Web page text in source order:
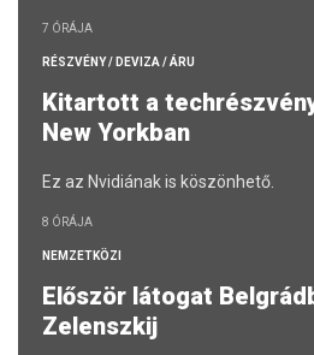
7 ÓRÁJA
RÉSZVÉNY / DEVIZA / ÁRU
Kitartott a
New Yorkban
Ez az Nvidiának is köszönhető.
8 ÓRÁJA
NEMZETKÖZI
Először látogat
Zelenszkij